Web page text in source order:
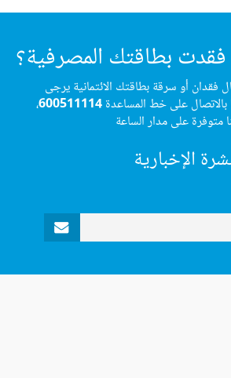
بطاقتك المصرفية؟
فقدان أو سرقة بطاقتك الائتمانية يرجى
بالاتصال على خط المساعدة600511114،
متوفرة على مدار الساعة
الإخبارية